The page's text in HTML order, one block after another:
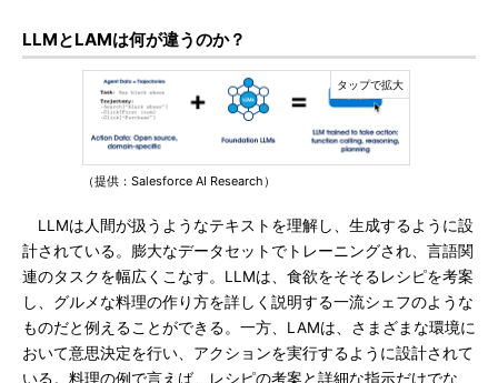
LLMとLAMは何が違うのか？
（提供：Salesforce AI Research）
LLMは人間が扱うようなテキストを理解し、生成するように設
計されている。膨大なデータセットでトレーニングされ、言語関
連のタスクを幅広くこなす。LLMは、食欲をそそるレシピを考案
し、グルメな料理の作り方を詳しく説明する一流シェフのような
ものだと例えることができる。一方、LAMは、さまざまな環境に
おいて意思決定を行い、アクションを実行するように設計されて
いる。料理の例で言えば、レシピの考案と詳細な指示だけでな